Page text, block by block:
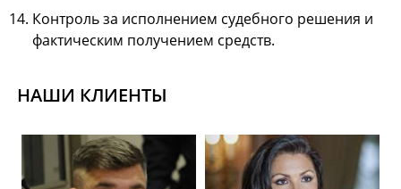
Контроль за исполнением судебного решения и
фактическим получением средств.
НАШИ КЛИЕНТЫ